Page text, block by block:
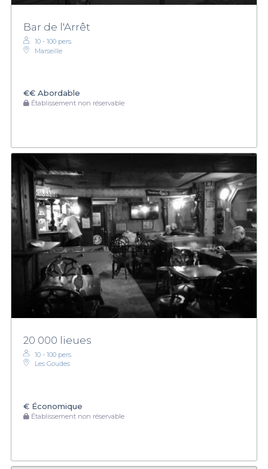
Bar de l'Arrêt
10 - 100 pers.
Marseille
€€ Abordable
Établissement non réservable
20 000 lieues
10 - 100 pers.
Les Goudes
€ Économique
Établissement non réservable